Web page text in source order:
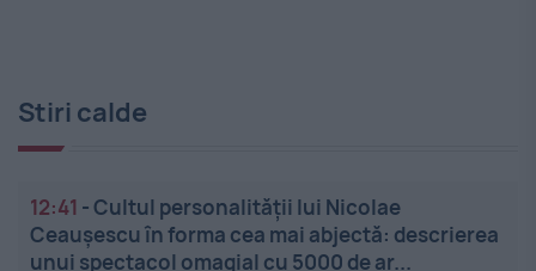
Stiri calde
12:41 -Cultul personalității lui Nicolae
Ceaușescu în forma cea mai abjectă: descrierea
unui spectacol omagial cu 5000 de ar...